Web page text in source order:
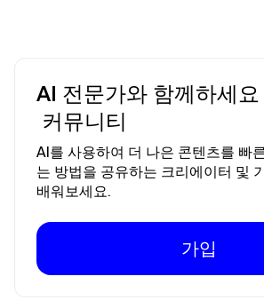
AI 전문가와 함께하세요
커뮤니티
AI를 사용하여 더 나은 콘텐츠를 빠
는 방법을 공유하는 크리에이터 및
배워보세요.
가입